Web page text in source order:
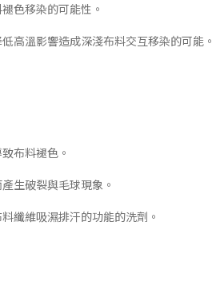
色移染的可能性。
高溫影響造成深淺布料交互移染的可能。
布料褪色。
生破裂與毛球現象。
纖維吸濕排汗的功能的洗劑。